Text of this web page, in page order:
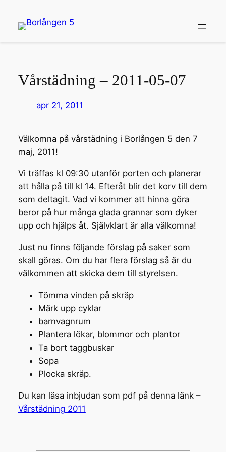
innehåll
Vårstädning – 2011-05-07
apr 21, 2011
Välkomna på vårstädning i Borlången 5 den 7
maj, 2011!
Vi träffas kl 09:30 utanför porten och planerar
att hålla på till kl 14. Efteråt blir det korv till dem
som deltagit. Vad vi kommer att hinna göra
beror på hur många glada grannar som dyker
upp och hjälps åt. Självklart är alla välkomna!
Just nu finns följande förslag på saker som
skall göras. Om du har flera förslag så är du
välkommen att skicka dem till styrelsen.
Tömma vinden på skräp
Märk upp cyklar
barnvagnrum
Plantera lökar, blommor och plantor
Ta bort taggbuskar
Sopa
Plocka skräp.
Du kan läsa inbjudan som pdf på denna länk –
Vårstädning 2011